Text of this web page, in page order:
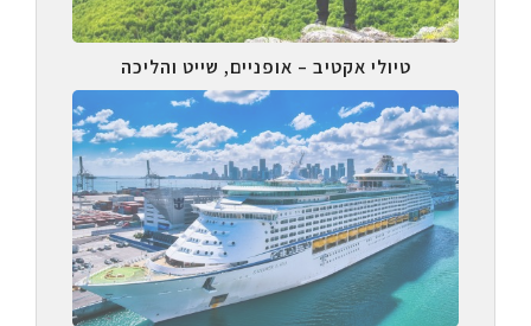
טיולי אקטיב – אופניים, שייט והליכה